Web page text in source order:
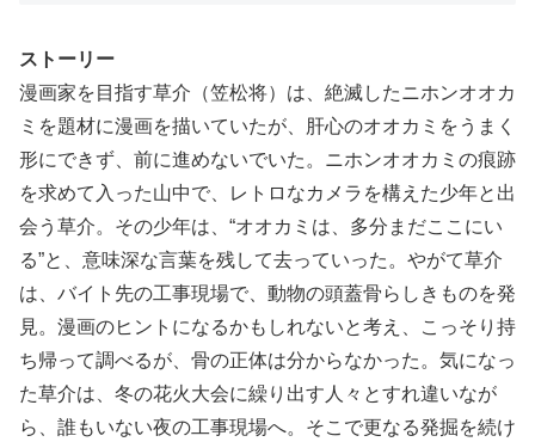
ストーリー
漫画家を目指す草介（笠松将）は、絶滅したニホンオオカ
ミを題材に漫画を描いていたが、肝心のオオカミをうまく
形にできず、前に進めないでいた。ニホンオオカミの痕跡
を求めて入った山中で、レトロなカメラを構えた少年と出
会う草介。その少年は、“オオカミは、多分まだここにい
る”と、意味深な言葉を残して去っていった。やがて草介
は、バイト先の工事現場で、動物の頭蓋骨らしきものを発
見。漫画のヒントになるかもしれないと考え、こっそり持
ち帰って調べるが、骨の正体は分からなかった。気になっ
た草介は、冬の花火大会に繰り出す人々とすれ違いなが
ら、誰もいない夜の工事現場へ。そこで更なる発掘を続け